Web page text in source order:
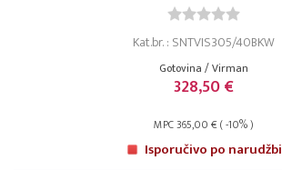
Kat.br. : SNTVIS305/40BKW
Gotovina / Virman
328,50 €
MPC 365,00 € ( -10% )
Isporučivo po narudžbi